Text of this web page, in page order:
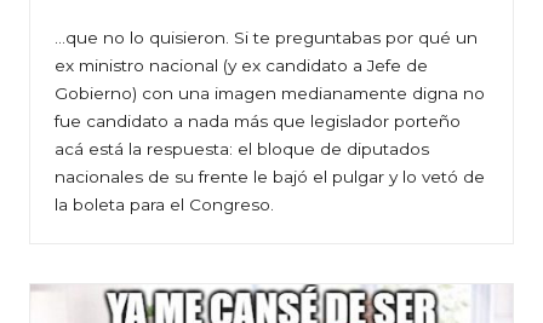
…que no lo quisieron. Si te preguntabas por qué un
ex ministro nacional (y ex candidato a Jefe de
Gobierno) con una imagen medianamente digna no
fue candidato a nada más que legislador porteño
acá está la respuesta: el bloque de diputados
nacionales de su frente le bajó el pulgar y lo vetó de
la boleta para el Congreso.